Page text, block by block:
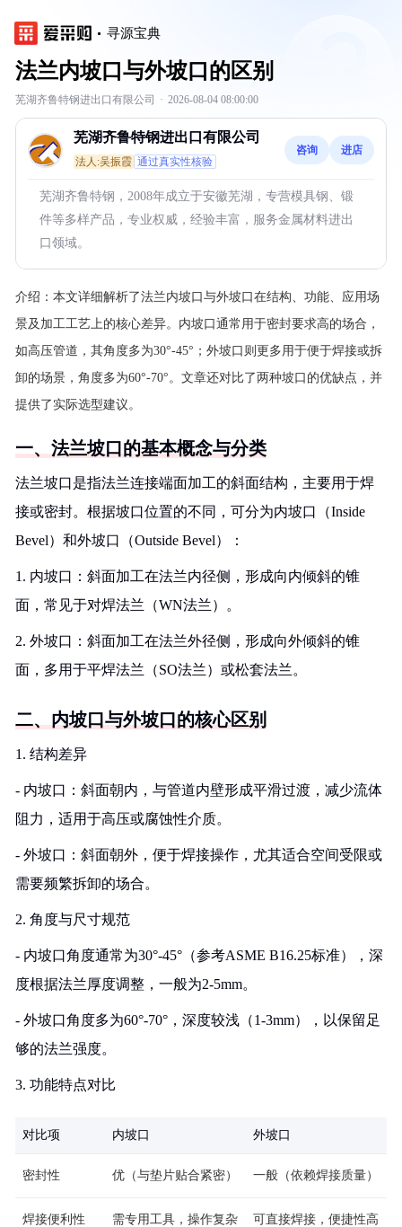
寻源宝典
法兰内坡口与外坡口的区别
芜湖齐鲁特钢进出口有限公司 · 2026-08-04 08:00:00
芜湖齐鲁特钢进出口有限公司
法人:吴振霞 通过真实性核验
咨询 进店
芜湖齐鲁特钢，2008年成立于安徽芜湖，专营模具钢、锻
件等多样产品，专业权威，经验丰富，服务金属材料进出
口领域。
介绍： 本文详细解析了法兰内坡口与外坡口在结构、功能、应用场
景及加工工艺上的核心差异。内坡口通常用于密封要求高的场合，
如高压管道，其角度多为30°-45°；外坡口则更多用于便于焊接或拆
卸的场景，角度多为60°-70°。文章还对比了两种坡口的优缺点，并
提供了实际选型建议。
一、法兰坡口的基本概念与分类
法兰坡口是指法兰连接端面加工的斜面结构，主要用于焊
接或密封。根据坡口位置的不同，可分为内坡口（Inside
Bevel）和外坡口（Outside Bevel）：
1. 内坡口：斜面加工在法兰内径侧，形成向内倾斜的锥
面，常见于对焊法兰（WN法兰）。
2. 外坡口：斜面加工在法兰外径侧，形成向外倾斜的锥
面，多用于平焊法兰（SO法兰）或松套法兰。
二、内坡口与外坡口的核心区别
1. 结构差异
- 内坡口：斜面朝内，与管道内壁形成平滑过渡，减少流体
阻力，适用于高压或腐蚀性介质。
- 外坡口：斜面朝外，便于焊接操作，尤其适合空间受限或
需要频繁拆卸的场合。
2. 角度与尺寸规范
- 内坡口角度通常为30°-45°（参考ASME B16.25标准），深
度根据法兰厚度调整，一般为2-5mm。
- 外坡口角度多为60°-70°，深度较浅（1-3mm），以保留足
够的法兰强度。
3. 功能特点对比
对比项 内坡口 外坡口
密封性 优（与垫片贴合紧密） 一般（依赖焊接质量）
焊接便利性 需专用工具，操作复杂 可直接焊接，便捷性高